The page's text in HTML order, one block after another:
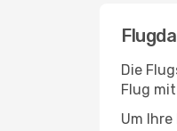
Die
Flug
Um